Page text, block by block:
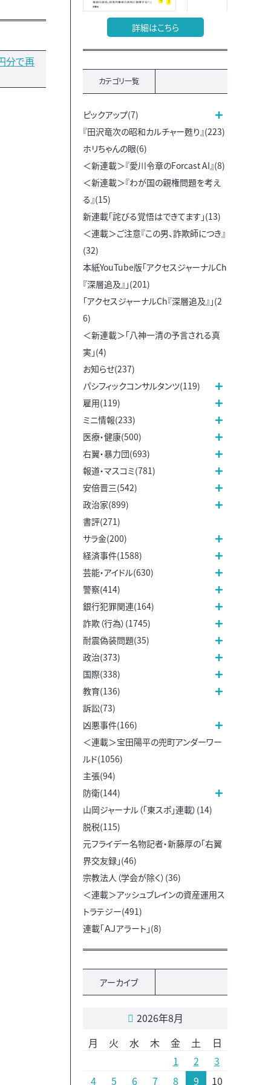
分で再
詳細はこちら
カテゴリ一覧
ピックアップ(7)
『田沢竜次の昭和カルチャー甦り』(223)
ホリちゃんの眼(6)
＜新連載＞『愛川令章のForcast AI』(8)
＜新連載＞『わが国の親権問題を考え
る』(15)
新連載「詫びる覚悟はできてます」(13)
＜連載＞ご注意『この男、詐欺師につき』
(32)
本紙YouTube版「アクセスジャーナルCh
『深層追及』」(201)
「アクセスジャーナルCh『深層追及』」(2
6)
＜新連載＞「八神一清の予言される真
実」(4)
お知らせ(237)
パシフィックコンサルタンツ(119)
雇用(119)
ミニ情報(233)
医療・健康(500)
右翼・暴力団(693)
報道・マスコミ(781)
安倍晋三(542)
政治家(899)
書評(271)
サラ金(200)
経済事件(1588)
芸能・アイドル(630)
警察(414)
銀行犯罪関連(164)
詐欺（行為）(1745)
耐震偽装問題(35)
政治(373)
国際(338)
教育(136)
訴訟(73)
凶悪事件(166)
＜連載＞宝田陽平の兜町アンダーワー
ルド(1056)
主張(94)
防衛(144)
山岡ジャーナル（「東スポ」連載）(14)
脱税(115)
元フライデー名物記者・新藤厚の「右翼
界交友録」(46)
宗教法人（学会が除く）(36)
＜連載＞アッシュブレインの資産運用ス
トラテジー(491)
連載「ＡＪアラート」(8)
アーカイブ
2026年8月
月
火 水 木 金 土
日
1
2
3
4
5 6 7 8 9 10